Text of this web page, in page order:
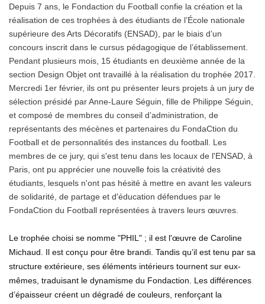
Depuis 7 ans, le Fondaction du Football confie la création et la
réalisation de ces trophées à des étudiants de l’École nationale
supérieure des Arts Décoratifs (ENSAD), par le biais d’un
concours inscrit dans le cursus pédagogique de l’établissement.
Pendant plusieurs mois, 15 étudiants en deuxième année de la
section Design Objet ont travaillé à la réalisation du trophée 2017.
Mercredi 1er février, ils ont pu présenter leurs projets à un jury de
sélection présidé par Anne-Laure Séguin, fille de Philippe Séguin,
et composé de membres du conseil d’administration, de
représentants des mécènes et partenaires du FondaCtion du
Football et de personnalités des instances du football. Les
membres de ce jury, qui s'est tenu dans les locaux de l'ENSAD, à
Paris, ont pu apprécier une nouvelle fois la créativité des
étudiants, lesquels n'ont pas hésité à mettre en avant les valeurs
de solidarité, de partage et d'éducation défendues par le
FondaCtion du Football représentées à travers leurs œuvres.
Le trophée choisi se nomme "PHIL" ; il est l'œuvre de Caroline
Michaud. Il est conçu pour être brandi. Tandis qu’il est tenu par sa
structure extérieure, ses éléments intérieurs tournent sur eux-
mêmes, traduisant le dynamisme du Fondaction. Les différences
d’épaisseur créent un dégradé de couleurs, renforçant la